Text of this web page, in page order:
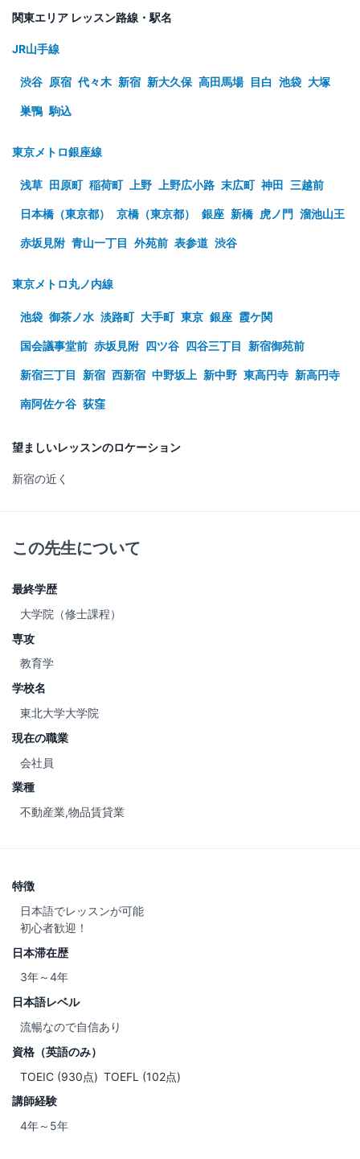
関東エリア レッスン路線・駅名
JR山手線
渋谷 原宿 代々木 新宿 新大久保 高田馬場 目白 池袋 大塚
巣鴨 駒込
東京メトロ銀座線
浅草 田原町 稲荷町 上野 上野広小路 末広町 神田 三越前
日本橋（東京都） 京橋（東京都） 銀座 新橋 虎ノ門 溜池山王
赤坂見附 青山一丁目 外苑前 表参道 渋谷
東京メトロ丸ノ内線
池袋 御茶ノ水 淡路町 大手町 東京 銀座 霞ケ関
国会議事堂前 赤坂見附 四ツ谷 四谷三丁目 新宿御苑前
新宿三丁目 新宿 西新宿 中野坂上 新中野 東高円寺 新高円寺
南阿佐ケ谷 荻窪
望ましいレッスンのロケーション
新宿の近く
この先生について
最終学歴
大学院（修士課程）
専攻
教育学
学校名
東北大学大学院
現在の職業
会社員
業種
不動産業,物品賃貸業
特徴
日本語でレッスンが可能
初心者歓迎！
日本滞在歴
3年～4年
日本語レベル
流暢なので自信あり
資格（英語のみ）
TOEIC (930点) TOEFL (102点)
講師経験
4年～5年